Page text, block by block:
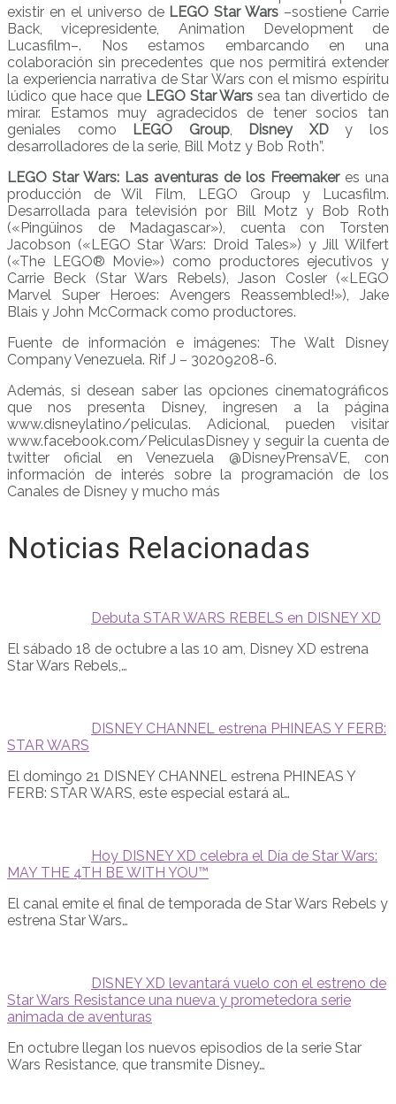
existir en el universo de LEGO Star Wars –sostiene Carrie
Back, vicepresidente, Animation Development de
Lucasfilm–. Nos estamos embarcando en una
colaboración sin precedentes que nos permitirá extender
la experiencia narrativa de Star Wars con el mismo espíritu
lúdico que hace que LEGO Star Wars sea tan divertido de
mirar. Estamos muy agradecidos de tener socios tan
geniales como LEGO Group, Disney XDy los
desarrolladores de la serie, Bill Motz y Bob Roth”.
LEGO Star Wars: Las aventuras de los Freemakeres una
producción de Wil Film, LEGO Group y Lucasfilm.
Desarrollada para televisión por Bill Motz y Bob Roth
(«Pingüinos de Madagascar»), cuenta con Torsten
Jacobson («LEGO Star Wars: Droid Tales») y Jill Wilfert
(«The LEGO® Movie») como productores ejecutivos y
Carrie Beck (Star Wars Rebels), Jason Cosler («LEGO
Marvel Super Heroes: Avengers Reassembled!»), Jake
Blais y John McCormack como productores.
Fuente de información e imágenes: The Walt Disney
Company Venezuela. Rif J – 30209208-6.
Además, si desean saber las opciones cinematográficos
que nos presenta Disney, ingresen a la página
www.disneylatino/peliculas. Adicional, pueden visitar
www.facebook.com/PeliculasDisney y seguir la cuenta de
twitter oficial en Venezuela @DisneyPrensaVE, con
información de interés sobre la programación de los
Canales de Disney y mucho más
Noticias Relacionadas
Debuta STAR WARS REBELS en DISNEY XD
El sábado 18 de octubre a las 10 am, Disney XD estrena
Star Wars Rebels,…
DISNEY CHANNEL estrena PHINEAS Y FERB:
STAR WARS
El domingo 21 DISNEY CHANNEL estrena PHINEAS Y
FERB: STAR WARS, este especial estará al…
Hoy DISNEY XD celebra el Día de Star Wars:
MAY THE 4TH BE WITH YOU™
El canal emite el final de temporada de Star Wars Rebels y
estrena Star Wars…
DISNEY XD levantará vuelo con el estreno de
Star Wars Resistance una nueva y prometedora serie
animada de aventuras
En octubre llegan los nuevos episodios de la serie Star
Wars Resistance, que transmite Disney…